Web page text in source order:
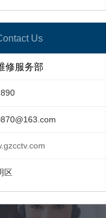
Us
修服务部
区